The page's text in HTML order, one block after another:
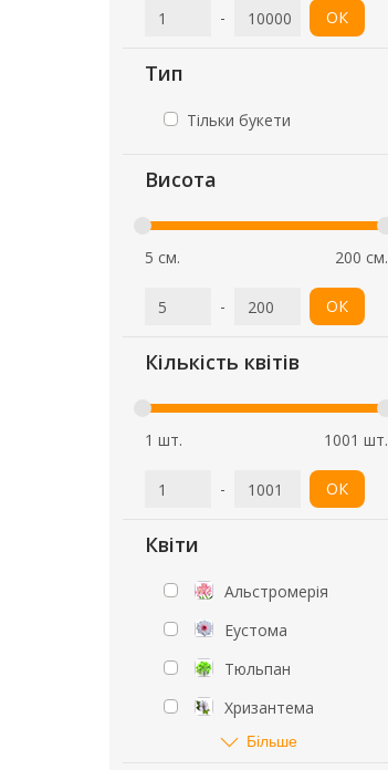
- ОК
Тип
Тільки букети
Висота
5 см. 200 см.
- ОК
Кількість квітів
1 шт. 1001 шт.
- ОК
Квіти
Альстромерія
Еустома
Тюльпан
Хризантема
Більше